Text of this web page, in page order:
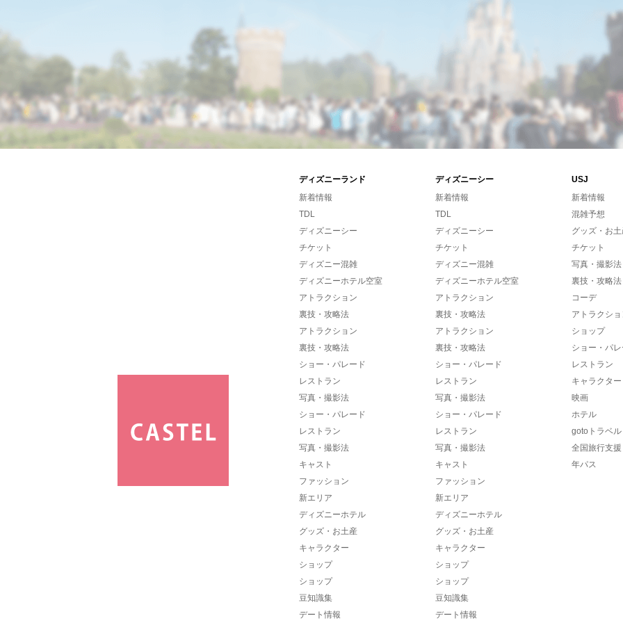
ディズニーランド ディズニーシー
USJ
新着情報
TDL
ディズニーシー
チケット
ディズニー混雑
ディズニーホテル空室
アトラクション
裏技・攻略法
アトラクション
裏技・攻略法
ショー・パレード
レストラン
写真・撮影法
ショー・パレード
レストラン
写真・撮影法
キャスト
ファッション
新エリア
ディズニーホテル
グッズ・お土産
キャラクター
ショップ
ショップ
豆知識集
デート情報
新着情報
TDL
ディズニーシー
チケット
ディズニー混雑
ディズニーホテル空室
アトラクション
裏技・攻略法
アトラクション
裏技・攻略法
ショー・パレード
レストラン
写真・撮影法
ショー・パレード
レストラン
写真・撮影法
キャスト
ファッション
新エリア
ディズニーホテル
グッズ・お土産
キャラクター
ショップ
ショップ
豆知識集
デート情報
新着情報
混雑予想
グッズ・お
チケット
写真・撮影法
裏技・攻略法
コーデ
アトラクシ
ショップ
ショー・パ
レストラン
キャラクター
映画
ホテル
gotoトラベル
全国旅行支援
年パス